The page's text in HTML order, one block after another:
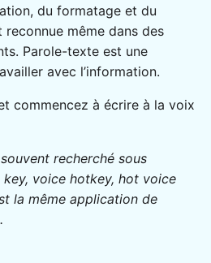
du formatage et du
même dans des
Parole-texte est une
avec l’information.
commencez à écrire à la voix
recherché sous
voice hotkey, hot voice
la même application de